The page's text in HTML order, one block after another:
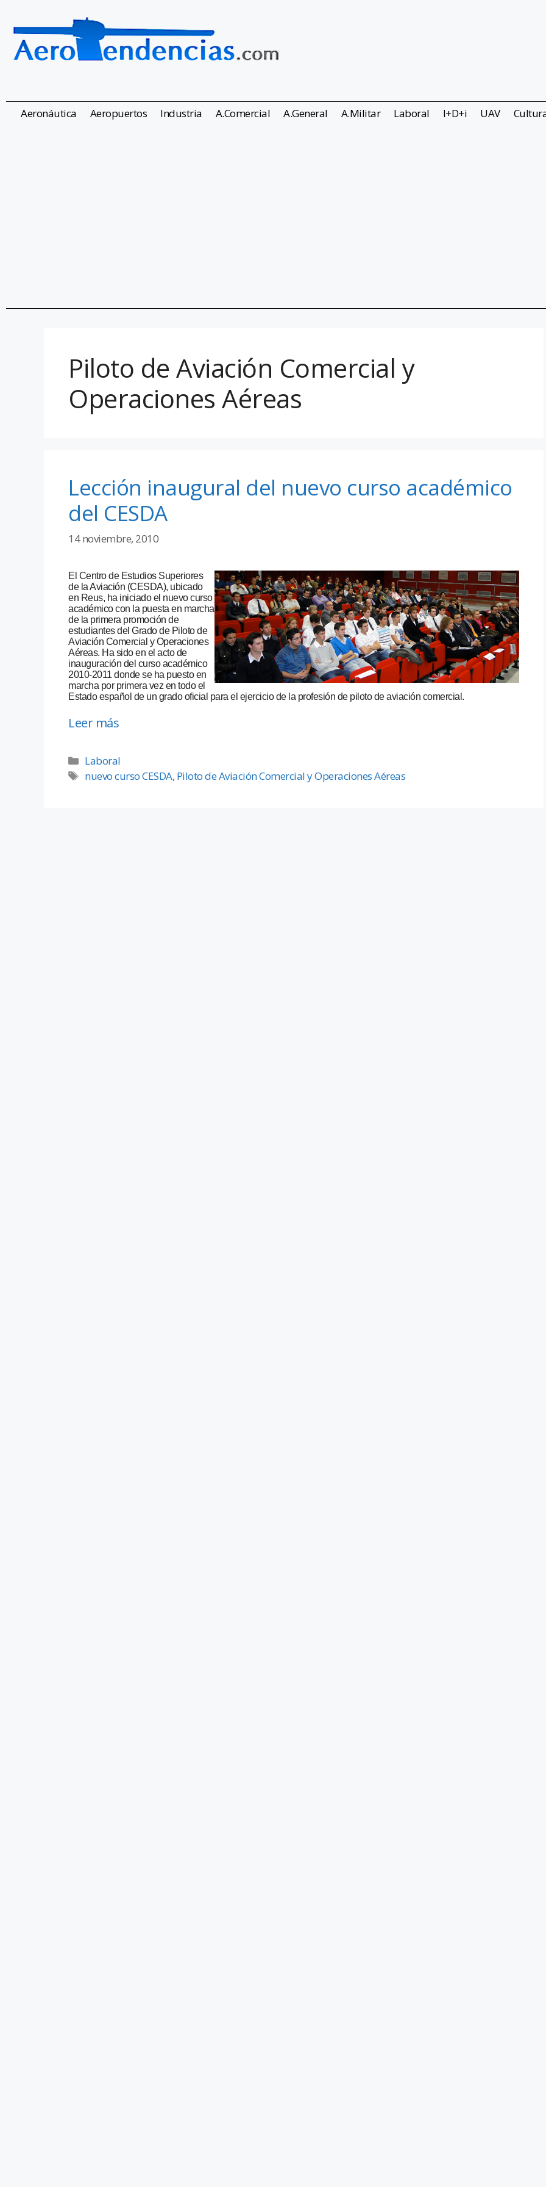
Aeronáutica Aeropuertos Industria A.Comercial A.General A.Militar Laboral I+D+i UAV
Piloto de Aviación Comercial y
Operaciones Aéreas
Lección inaugural del nuevo curso académico
del CESDA
14 noviembre, 2010
El Centro de Estudios Superiores
de la Aviación (CESDA), ubicado
en Reus, ha iniciado el nuevo curso
académico con la puesta en marcha
de la primera promoción de
estudiantes del Grado de Piloto de
Aviación Comercial y Operaciones
Aéreas. Ha sido en el acto de
inauguración del curso académico
2010-2011 donde se ha puesto en
marcha por primera vez en todo el
Estado español de un grado oficial para el ejercicio de la profesión de piloto de aviación comercial.
Leer más
Laboral
nuevo curso CESDA, Piloto de Aviación Comercial y Operaciones Aéreas